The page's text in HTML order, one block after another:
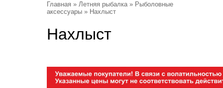
Главная » Летняя рыбалка» Рыболовные
аксессуары » Нахлыст
Нахлыст